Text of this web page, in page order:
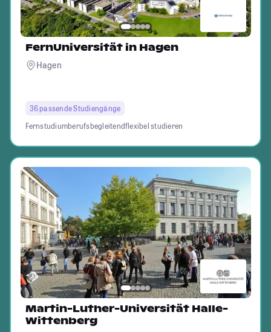
FernUniversität in Hagen
Hagen
36 passende Studiengänge
Fernstudiumberufsbegleitendflexibel studieren
Martin-Luther-Universität Halle-
Wittenberg